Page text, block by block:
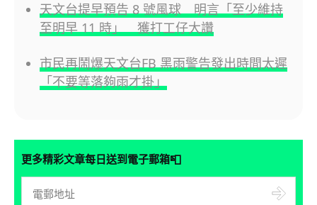
天文台提早預告 8 號風球 明言「至少維持
至明早 11 時」 獲打工仔大讚
市民再鬧爆天文台FB 黑雨警告發出時間太遲
「不要等落夠雨才掛」
更多精彩文章每日送到電子郵箱📮